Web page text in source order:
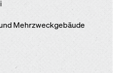
Mehrzweckgebäude